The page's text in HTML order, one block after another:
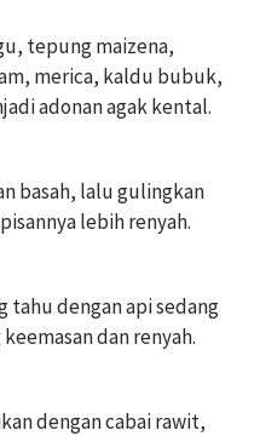
tepung maizena,
merica, kaldu bubuk,
adonan agak kental.
basah, lalu gulingkan
lebih renyah.
tahu dengan api sedang
dan renyah.
dengan cabai rawit,